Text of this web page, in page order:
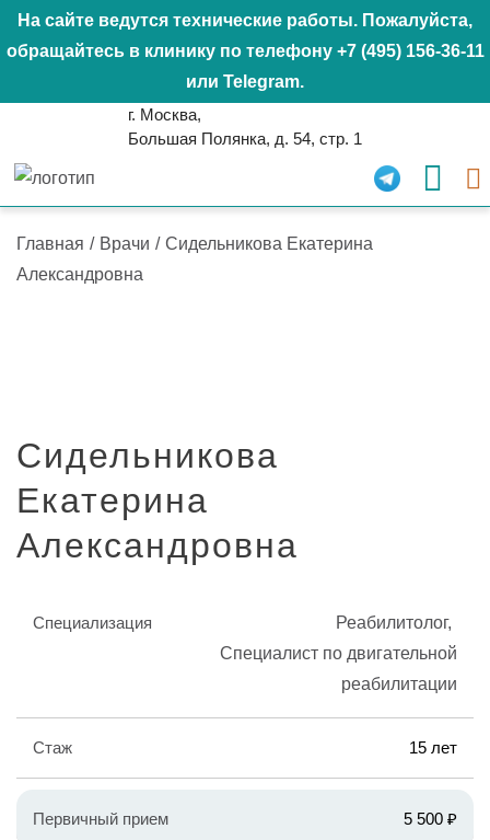
На сайте ведутся технические работы. Пожалуйста,
обращайтесь в клинику по телефону +7 (495) 156-36-11
или Telegram.
г. Москва,
Большая Полянка, д. 54, стр. 1
Главная / Врачи / Сидельникова Екатерина
Александровна
Сидельникова
Екатерина
Александровна
Первичный прием 5 500 ₽
Специализация
Реабилитолог
Специалист по двигательной
реабилитации
Стаж 15 лет